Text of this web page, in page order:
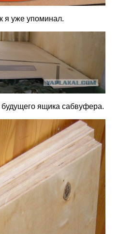
я уже упоминал.
будущего ящика сабвуфера.